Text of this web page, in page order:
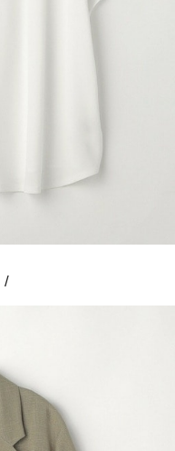
/